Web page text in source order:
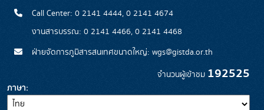
Call Center: 0 2141 4444, 0 2141 4674
งานสารบรรณ: 0 2141 4466, 0 2141 4468
ฝ่ายจัดการภูมิสารสนเทศขนาดใหญ่: wgs@gistda.or.th
จำนวนผู้เข้าชม 192525
ภาษา